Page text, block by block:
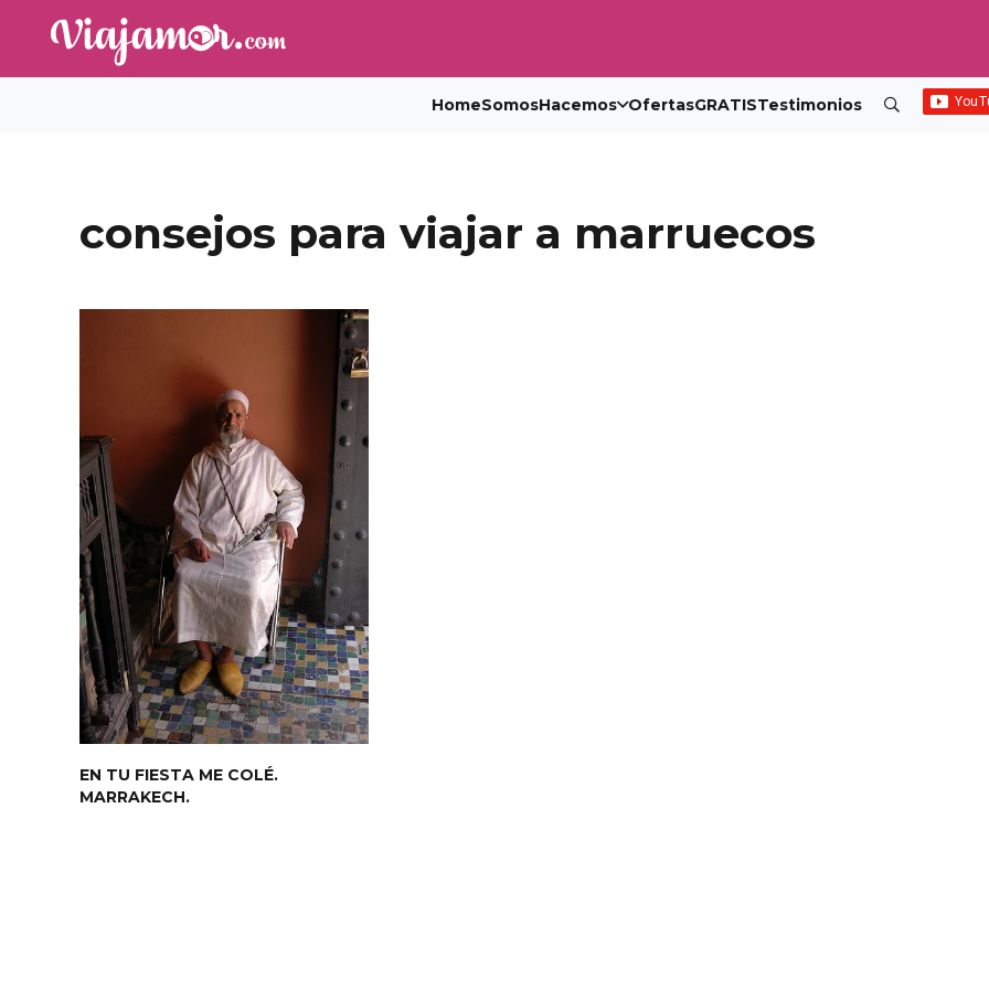
HomeSomosHacemos OfertasGRATISTestimonios
consejos para viajar a marruecos
EN TU FIESTA ME COLÉ.
MARRAKECH.